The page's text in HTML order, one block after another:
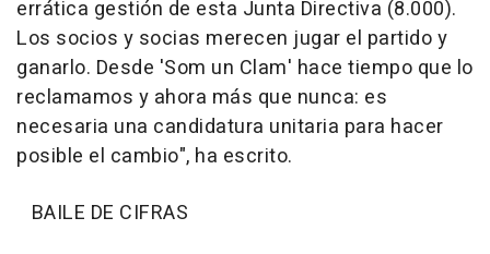
errática gestión de esta Junta Directiva (8.000).
Los socios y socias merecen jugar el partido y
ganarlo. Desde 'Som un Clam' hace tiempo que lo
reclamamos y ahora más que nunca: es
necesaria una candidatura unitaria para hacer
posible el cambio", ha escrito.
BAILE DE CIFRAS